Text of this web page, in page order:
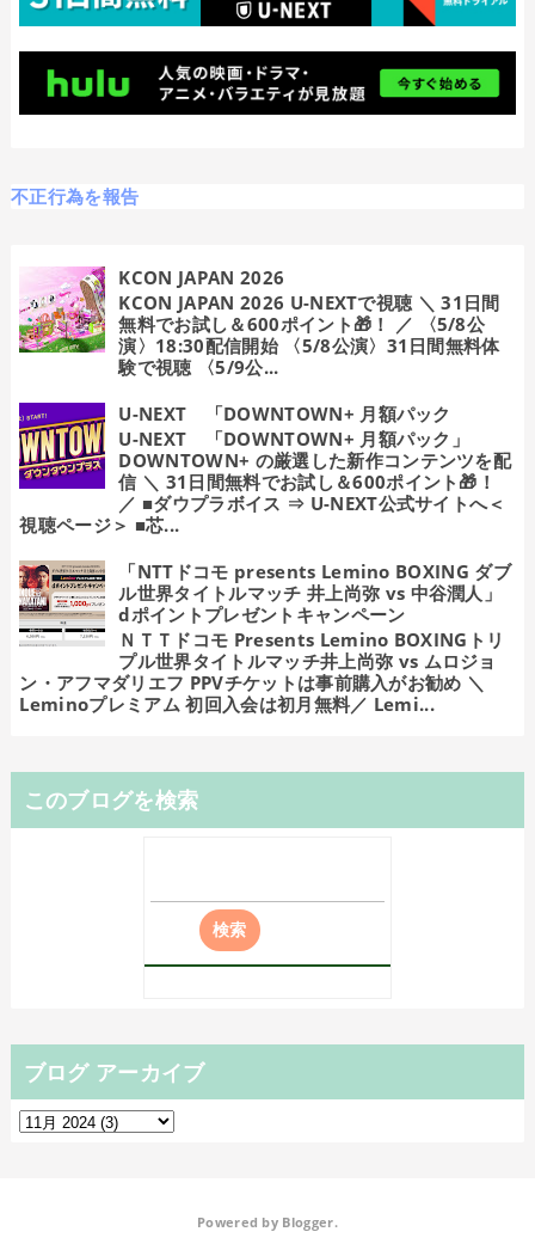
不正行為を報告
KCON JAPAN 2026
KCON JAPAN 2026 U-NEXTで視聴 ＼ 31日間
無料でお試し＆600ポイント🎁！ ／ 〈5/8公
演〉18:30配信開始 〈5/8公演〉31日間無料体
験で視聴 〈5/9公...
U-NEXT 「DOWNTOWN+ 月額パック
U-NEXT 「DOWNTOWN+ 月額パック」
DOWNTOWN+ の厳選した新作コンテンツを配
信 ＼ 31日間無料でお試し＆600ポイント🎁！
／ ■ダウプラボイス ⇒ U-NEXT公式サイトへ＜
視聴ページ＞ ■芯...
「NTTドコモ presents Lemino BOXING ダブ
ル世界タイトルマッチ 井上尚弥 vs 中谷潤人」
dポイントプレゼントキャンペーン
ＮＴＴドコモ Presents Lemino BOXINGトリ
プル世界タイトルマッチ井上尚弥 vs ムロジョ
ン・アフマダリエフ PPVチケットは事前購入がお勧め ＼
Leminoプレミアム 初回入会は初月無料／ Lemi...
このブログを検索
ブログ アーカイブ
Powered by Blogger.